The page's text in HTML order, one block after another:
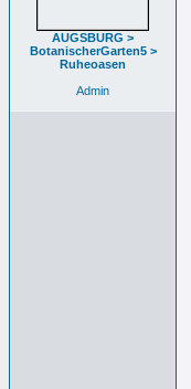
AUGSBURG >
BotanischerGarten5 >
Ruheoasen
Admin